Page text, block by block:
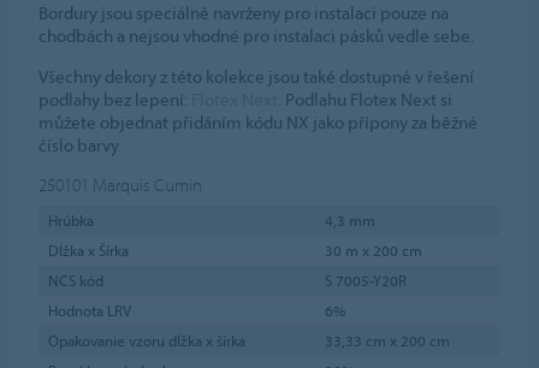
Bordury jsou speciálně navrženy pro instalaci pouze na
chodbách a nejsou vhodné pro instalaci pásků vedle sebe.
Všechny dekory z této kolekce jsou také dostupné v řešení
podlahy bez lepení:
. Podlahu Flotex Next si
můžete objednat přidáním kódu NX jako přípony za běžné
číslo barvy.
250101 Marquis Cumin
Hrúbka
4,3 mm
Dĺžka x Šírka
30 m x 200 cm
NCS kód
S 7005-Y20R
Hodnota LRV
6%
Opakovanie vzoru dĺžka x šírka
33,33 cm x 200 cm